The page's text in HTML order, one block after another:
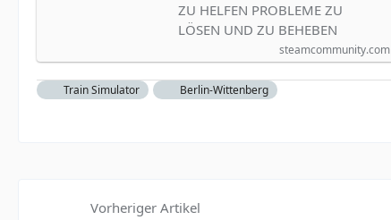
ZU HELFEN PROBLEME ZU
LÖSEN UND ZU BEHEBEN
steamcommunity.com
Train Simulator Berlin-Wittenberg
Vorheriger Artikel